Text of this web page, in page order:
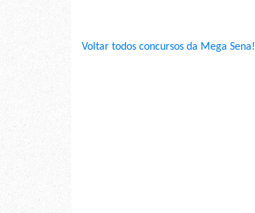
Voltar todos concursos da Mega Sena!